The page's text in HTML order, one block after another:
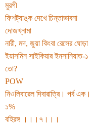
মুরগী
ফিশট্যাঙ্ক দেখে চিন্তাভাবনা
দোজখ্‌নামা
নারী, মদ, জুয়া কিংবা রেসের ঘোড়া
ইয়াসমিন সাইকিয়ার ইনসানিয়াত-১
তো?
POW
নিওলিবারেল দিবারাত্রি। পর্ব এক।
১%
বহিরঙ্গ ।।।৭।।।